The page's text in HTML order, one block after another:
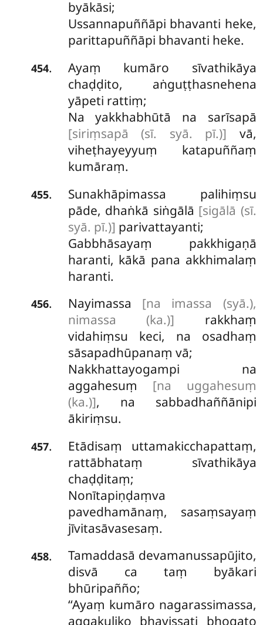
byākāsi;
Ussannapuññāpi bhavanti heke,
parittapuññāpi bhavanti heke.
454. Ayaṃ kumāro sīvathikāya
chaḍḍito, aṅguṭṭhasnehena
yāpeti rattiṃ;
Na yakkhabhūtā na sarīsapā
[siriṃsapā (sī. syā. pī.)] vā,
viheṭhayeyyuṃ katapuññaṃ
kumāraṃ.
455.
Sunakhāpimassa palihiṃsu
pāde, dhaṅkā siṅgālā [sigālā (sī.
syā. pī.)] parivattayanti;
Gabbhāsayaṃ pakkhigaṇā
haranti, kākā pana akkhimalaṃ
haranti.
456. Nayimassa [na imassa (syā.),
nimassa (ka.)] rakkhaṃ
vidahiṃsu keci, na osadhaṃ
sāsapadhūpanaṃ vā;
Nakkhattayogampi na
aggahesuṃ [na uggahesuṃ
(ka.)], na sabbadhaññānipi
ākiriṃsu.
457.
Etādisaṃ uttamakicchapattaṃ,
rattābhataṃ sīvathikāya
chaḍḍitaṃ;
Nonītapiṇḍaṃva
pavedhamānaṃ, sasaṃsayaṃ
jīvitasāvasesaṃ.
458. Tamaddasā devamanussapūjito,
disvā ca taṃ byākari
bhūripañño;
‘‘Ayaṃ kumāro nagarassimassa,
aggakuliko bhavissati bhogato